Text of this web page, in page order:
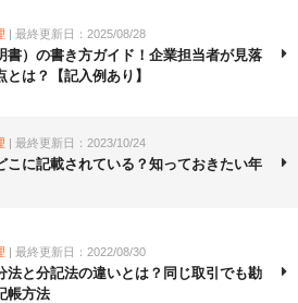
| 最終更新日：2025/08/28
書）の書き方ガイド！企業担当者が見落
とは？【記入例あり】
| 最終更新日：2023/10/24
こに記載されている？知っておきたい年
| 最終更新日：2022/08/30
法と分記法の違いとは？同じ取引でも勘
帳方法